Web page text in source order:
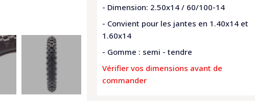
- Dimension: 2.50x14 / 60/100-14
- Convient pour les jantes en 1.40x14 et
1.60x14
- Gomme : semi - tendre
Vérifier vos dimensions avant de
commander